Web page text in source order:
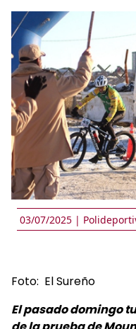
03/07/2025 |
Foto: El Sureño
El pasado domingo